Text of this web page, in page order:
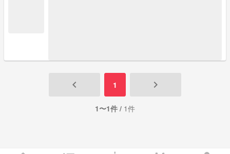
keyboard_arrow_left 1 keyboard_arrow_right
1〜1件 / 1件